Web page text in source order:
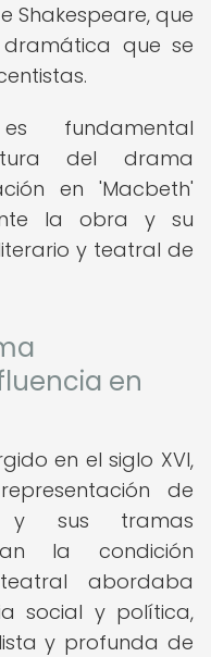
Shakespeare, que
que se
fundamental
del drama
en 'Macbeth'
la obra y su
y teatral de
en
en el siglo XVI,
de
y sus tramas
la condición
abordaba
social y política,
y profunda de